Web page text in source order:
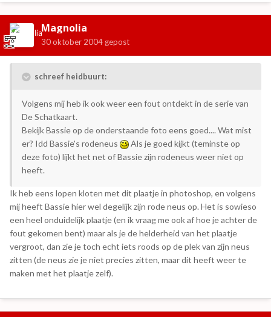
Magnolia
30 oktober 2004 gepost
schreef heidbuurt:
Volgens mij heb ik ook weer een fout ontdekt in de serie van
De Schatkaart.
Bekijk Bassie op de onderstaande foto eens goed.... Wat mist
er? Idd Bassie's rodeneus
Als je goed kijkt (teminste op
deze foto) lijkt het net of Bassie zijn rodeneus weer niet op
heeft.
Ik heb eens lopen kloten met dit plaatje in photoshop, en volgens
mij heeft Bassie hier wel degelijk zijn rode neus op. Het is sowieso
een heel onduidelijk plaatje (en ik vraag me ook af hoe je achter de
fout gekomen bent) maar als je de helderheid van het plaatje
vergroot, dan zie je toch echt iets roods op de plek van zijn neus
zitten (de neus zie je niet precies zitten, maar dit heeft weer te
maken met het plaatje zelf).